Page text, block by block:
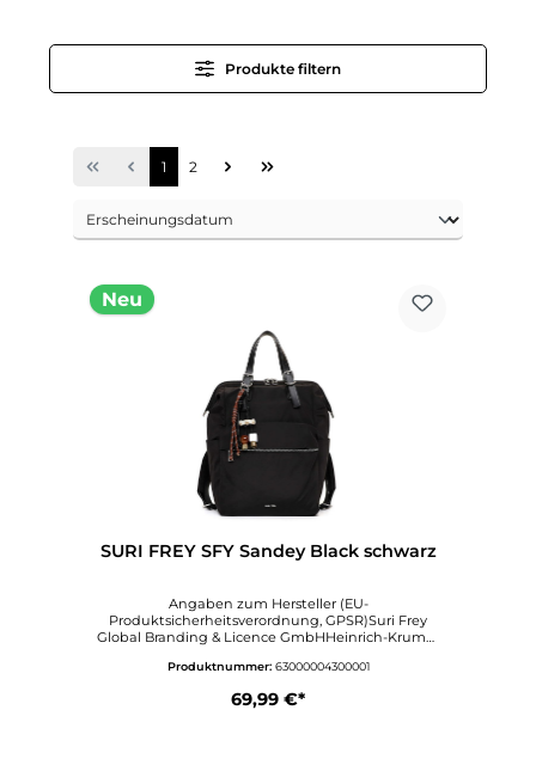
Produkte filtern
1 2
Neu
SURI FREY SFY Sandey Black schwarz
Angaben zum Hersteller (EU-
Produktsicherheitsverordnung, GPSR)Suri Frey
Global Branding & Licence GmbHHeinrich-Krumm
OFFENBACHDeutschlandinfo@surifrey.comwww.sur
Produktnummer: 63000004300001
69,99 €*